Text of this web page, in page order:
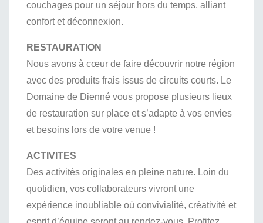
couchages pour un séjour hors du temps, alliant
confort et déconnexion.
RESTAURATION
Nous avons à cœur de faire découvrir notre région
avec des produits frais issus de circuits courts. Le
Domaine de Dienné vous propose plusieurs lieux
de restauration sur place et s’adapte à vos envies
et besoins lors de votre venue !
ACTIVITES
Des activités originales en pleine nature. Loin du
quotidien, vos collaborateurs vivront une
expérience inoubliable où convivialité, créativité et